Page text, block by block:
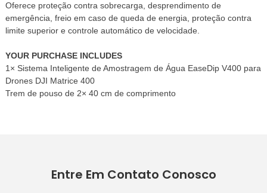
Oferece proteção contra sobrecarga, desprendimento de
emergência, freio em caso de queda de energia, proteção contra
limite superior e controle automático de velocidade.
YOUR PURCHASE INCLUDES
1× Sistema Inteligente de Amostragem de Água EaseDip V400 para
Drones DJI Matrice 400
Trem de pouso de 2× 40 cm de comprimento
Entre Em Contato Conosco